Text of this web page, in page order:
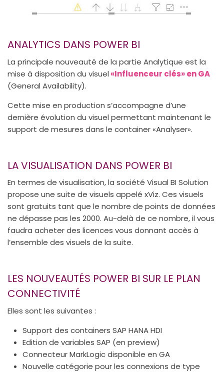
ANALYTICS DANS POWER BI
La principale nouveauté de la partie Analytique est la
mise à disposition du visuel«Influenceur clés» en GA
(General Availability).
Cette mise en production s’accompagne d’une
dernière évolution du visuel permettant maintenant le
support de mesures dans le container «Analyser».
LA VISUALISATION DANS POWER BI
En termes de visualisation, la société Visual BI Solution
propose une suite de visuels appelé xViz. Ces visuels
sont gratuits tant que le nombre de points de données
ne dépasse pas les 2000. Au-delà de ce nombre, il vous
faudra acheter des licences vous donnant accès à
l’ensemble des visuels de la suite.
LES NOUVEAUTÉS POWER BI SUR LE PLAN
CONNECTIVITÉ
Elles sont les suivantes :
Support des containers SAP HANA HDI
Edition de variables SAP (en preview)
Connecteur MarkLogic disponible en GA
Nouvelle catégorie pour les connexions de type